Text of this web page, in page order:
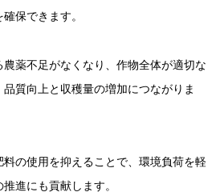
保できます。
農薬不足がなくなり、作物全体が適切な
質向上と収穫量の増加につながりま
の使用を抑えることで、環境負荷を軽
進にも貢献します。